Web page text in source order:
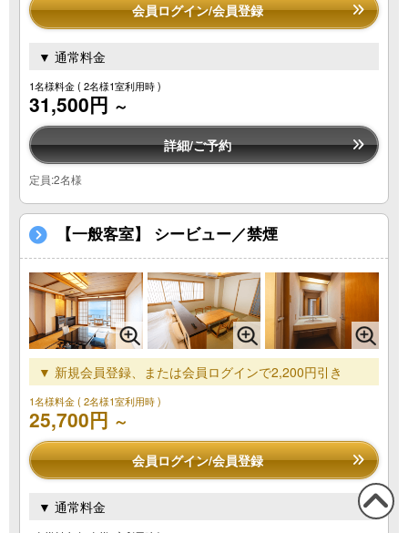
会員ログイン/会員登録
▼ 通常料金
1名様料金( 2名様1室利用時 )
31,500円 ～
詳細/ご予約
定員:2名様
【一般客室】 シービュー／禁煙
▼ 新規会員登録、または会員ログインで2,200円引き
1名様料金( 2名様1室利用時 )
25,700円 ～
会員ログイン/会員登録
▼ 通常料金